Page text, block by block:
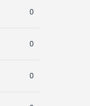
0
0
0